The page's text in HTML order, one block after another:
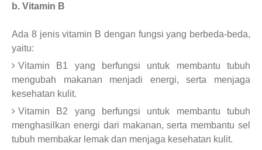
b. Vitamin B
Ada 8 jenis vitamin B dengan fungsi yang berbeda-beda,
yaitu:
Vitamin B1 yang berfungsi untuk membantu tubuh
mengubah makanan menjadi energi, serta menjaga
kesehatan kulit.
Vitamin B2 yang berfungsi untuk membantu tubuh
menghasilkan energi dari makanan, serta membantu sel
tubuh membakar lemak dan menjaga kesehatan kulit.